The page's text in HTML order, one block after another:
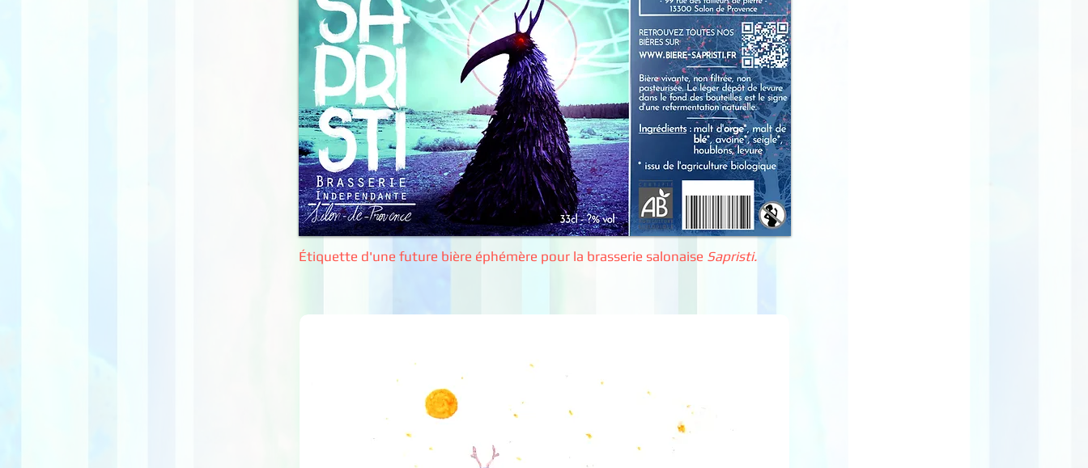
Étiquette d'une future bière éphémère pour la brasserie salonaise Sapristi.